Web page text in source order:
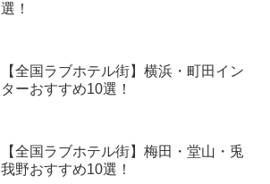
選！
【全国ラブホテル街】横浜・町田イン
ターおすすめ10選！
【全国ラブホテル街】梅田・堂山・兎
我野おすすめ10選！